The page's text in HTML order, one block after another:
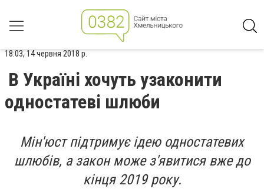
18:03, 14 червня 2018 р.
В Україні хочуть узаконити
одностатеві шлюби
Мін'юст підтримує ідею одностатевих
шлюбів, а закон може з'явитися вже до
кінця 2019 року.